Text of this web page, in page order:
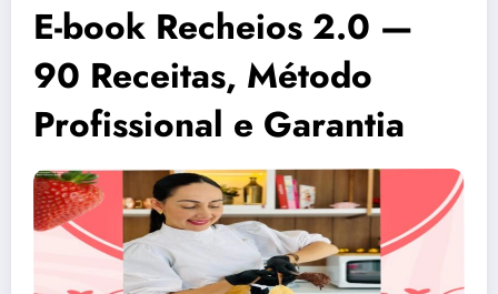
E-book Recheios 2.0 —
90 Receitas, Método
Profissional e Garantia